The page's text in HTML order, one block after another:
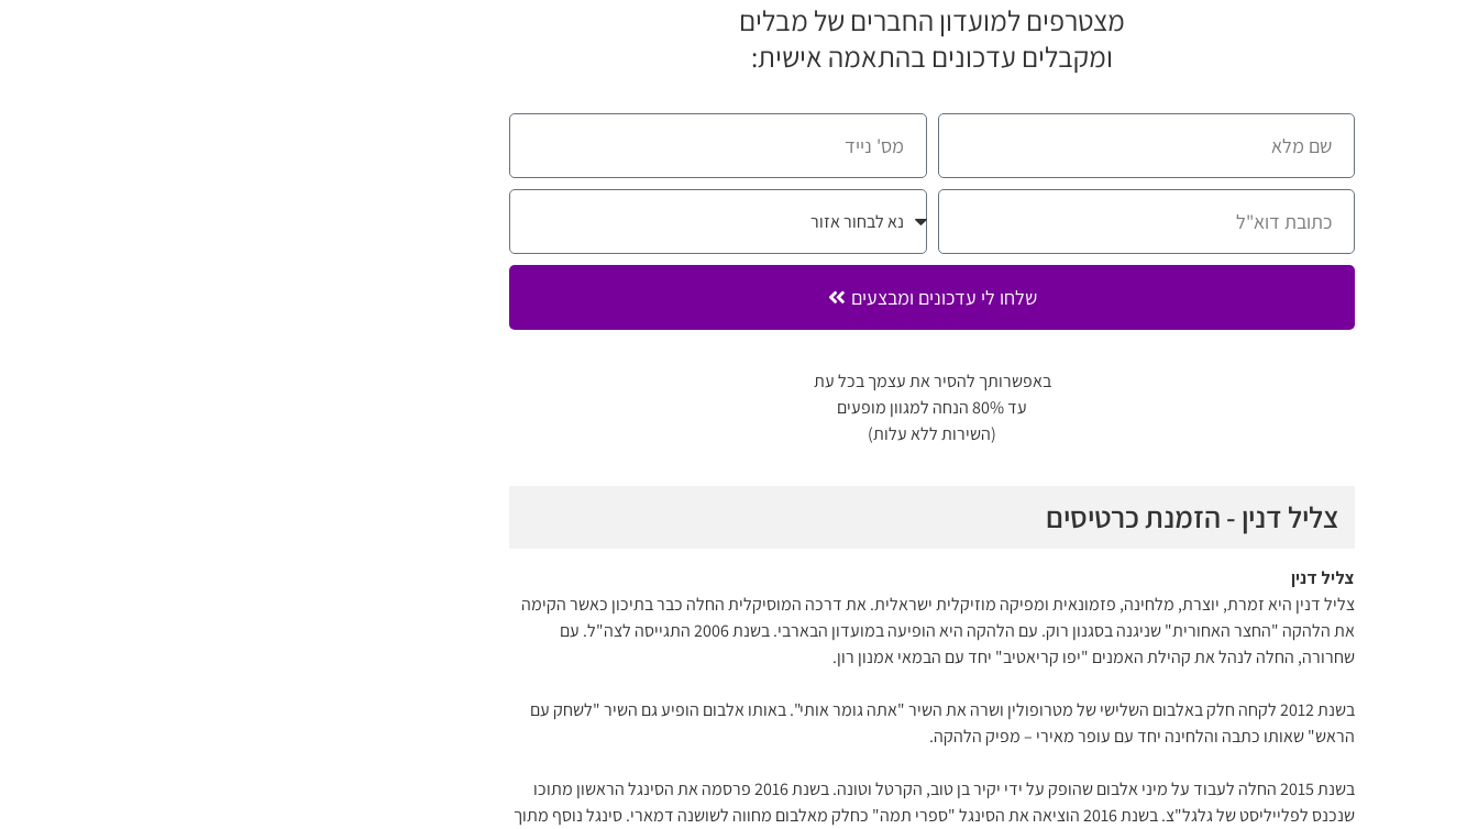
מצטרפים למועדון החברים של מבלים
ומקבלים עדכונים בהתאמה אישית:
שלחו לי עדכונים ומבצעים
באפשרותך להסיר את עצמך בכל עת
עד 80% הנחה למגוון מופעים
(השירות ללא עלות)
צליל דנין - הזמנת כרטיסים
צליל דנין
צליל דנין היא זמרת, יוצרת, מלחינה, פזמונאית ומפיקה מוזיקלית ישראלית. את דרכה המוסיקלית החלה כבר בתיכון כאשר הקימה
את הלהקה "החצר האחורית" שניגנה בסגנון רוק. עם הלהקה היא הופיעה במועדון הבארבי. בשנת 2006 התגייסה לצה"ל. עם
שחרורה, החלה לנהל את קהילת האמנים "יפו קריאטיב" יחד עם הבמאי אמנון רון.
בשנת 2012 לקחה חלק באלבום השלישי של מטרופולין ושרה את השיר "אתה גומר אותי". באותו אלבום הופיע גם השיר "לשחק עם
הראש" שאותו כתבה והלחינה יחד עם עופר מאירי – מפיק הלהקה.
בשנת 2015 החלה לעבוד על מיני אלבום שהופק על ידי יקיר בן טוב, הקרטל וטונה. בשנת 2016 פרסמה את הסינגל הראשון מתוכו
שנכנס לפלייליסט של גלגל"צ. בשנת 2016 הוציאה את הסינגל "ספרי תמה" כחלק מאלבום מחווה לשושנה דמארי. סינגל נוסף מתוך